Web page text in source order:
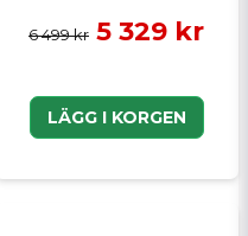
6 499 kr 5 329 kr
LÄGG I KORGEN